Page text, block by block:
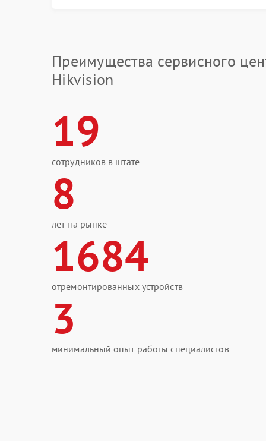
Преимущества сервисного
Hikvision
19
сотрудников в штате
8
лет на рынке
1684
отремонтированных устройств
3
минимальный опыт работы специалистов